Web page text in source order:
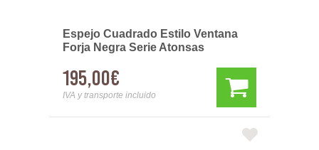
Espejo Cuadrado Estilo Ventana
Forja Negra Serie Atonsas
195,00€
IVA y transporte incluido